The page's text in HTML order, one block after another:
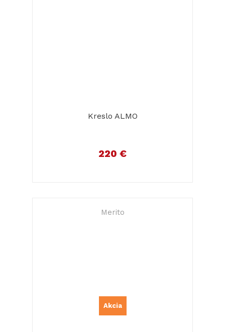
Kreslo ALMO
220 €
Merito
Akcia